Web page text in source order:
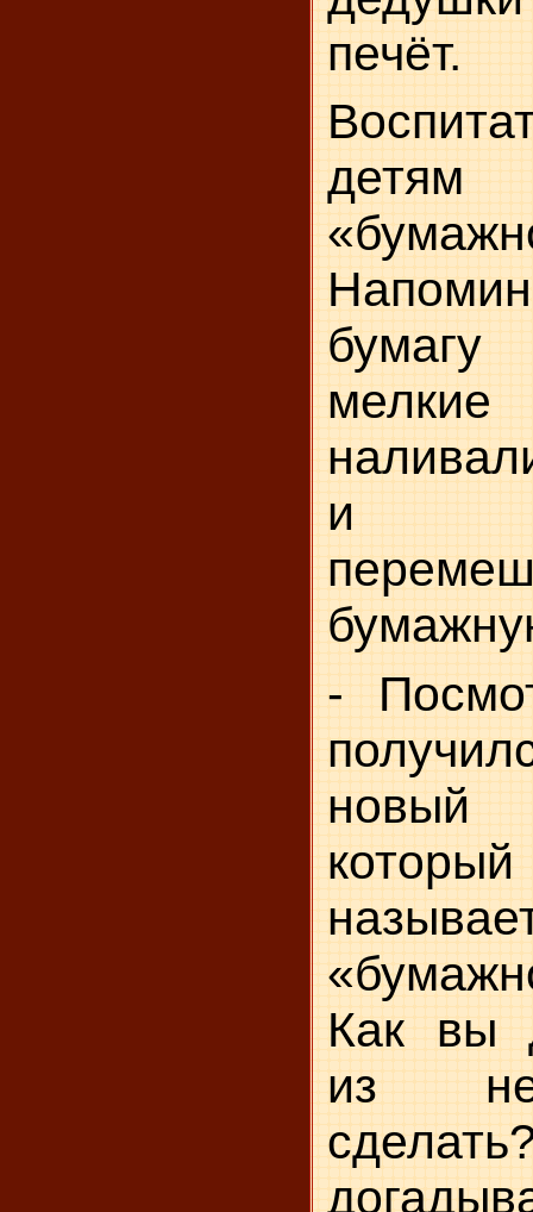
печёт.
детям
мелкие
и
-
новый
Как вы
из